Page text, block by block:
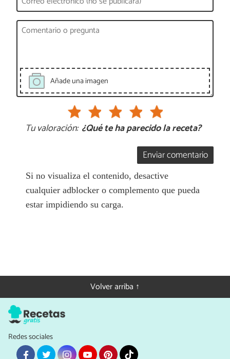
Añade una imagen
Tu valoración: ¿Qué te ha parecido la receta?
Enviar comentario
Si no visualiza el contenido, desactive
cualquier adblocker o complemento que pueda
estar impidiendo su carga.
Volver arriba ↑
Redes sociales